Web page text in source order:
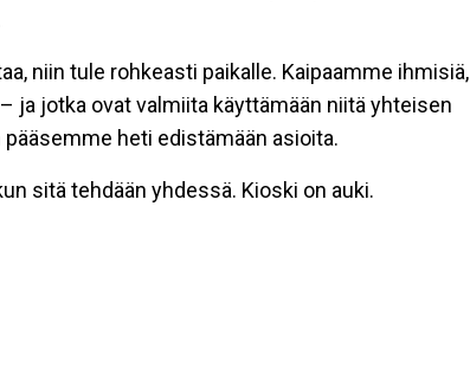
niin tule rohkeasti paikalle. Kaipaamme ihmisiä,
ja jotka ovat valmiita käyttämään niitä yhteisen
heti edistämään asioita.
sitä tehdään yhdessä. Kioski on auki.